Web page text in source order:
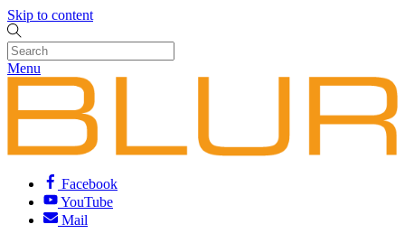
Skip to content
Menu
Facebook
YouTube
Mail